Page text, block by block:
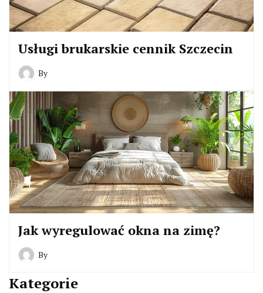
Usługi brukarskie cennik Szczecin
By
Jak wyregulować okna na zimę?
By
Kategorie